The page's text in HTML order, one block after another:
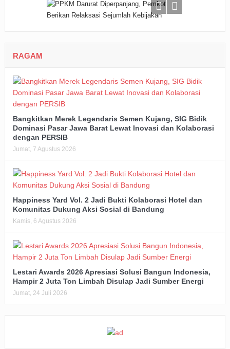
RAGAM
Bangkitkan Merek Legendaris Semen Kujang, SIG Bidik
Dominasi Pasar Jawa Barat Lewat Inovasi dan Kolaborasi
dengan PERSIB
Jumat, 7 Agustus 2026
Happiness Yard Vol. 2 Jadi Bukti Kolaborasi Hotel dan
Komunitas Dukung Aksi Sosial di Bandung
Kamis, 6 Agustus 2026
Lestari Awards 2026 Apresiasi Solusi Bangun Indonesia,
Hampir 2 Juta Ton Limbah Disulap Jadi Sumber Energi
Jumat, 24 Juli 2026